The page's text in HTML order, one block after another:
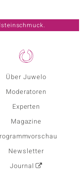
Über Juwelo
Moderatoren
Experten
Magazine
Newsletter
Journal